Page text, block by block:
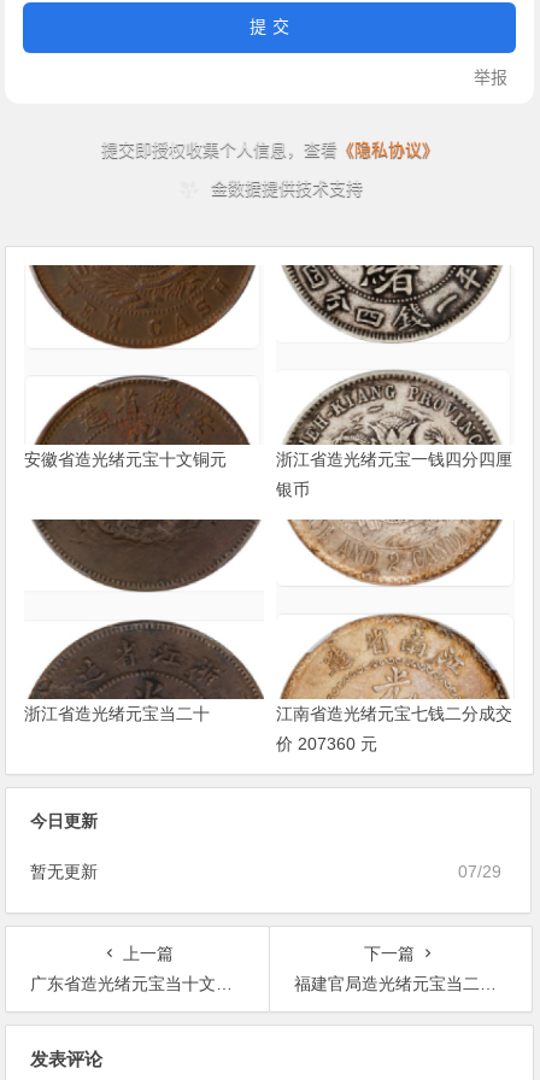
安徽省造光绪元宝十文铜元
浙江省造光绪元宝一钱四分四厘
银币
浙江省造光绪元宝当二十
江南省造光绪元宝七钱二分成交
价 207360 元
今日更新
07/29
暂无更新
上一篇
广东省造光绪元宝当十文铜币价格
下一篇
福建官局造光绪元宝当二十文铜币价格3584元
发表评论